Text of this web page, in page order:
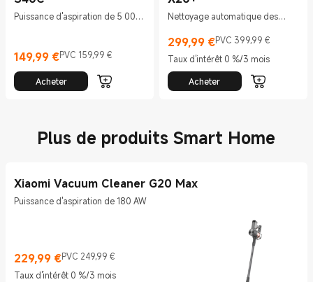
Puissance d'aspiration de 5 000
149,99 €
Current Price €149.99
PVC 159,99 €
Prix de vente 159,99 €
Acheter
Nettoyage automatique des
299,99€
Current Price €299.99
PVC 399,99 €
Prix de vente 399,99 €
Taux d'intérêt 0 %/3 mois
Acheter
Plus de produits Smart Home
Xiaomi Vacuum Cleaner G20 Max
Puissance d'aspiration de 180 AW
229,99 €
Current Price €229.99
PVC 249,99 €
Prix de vente 249,99 €
Taux d'intérêt 0 %/3 mois